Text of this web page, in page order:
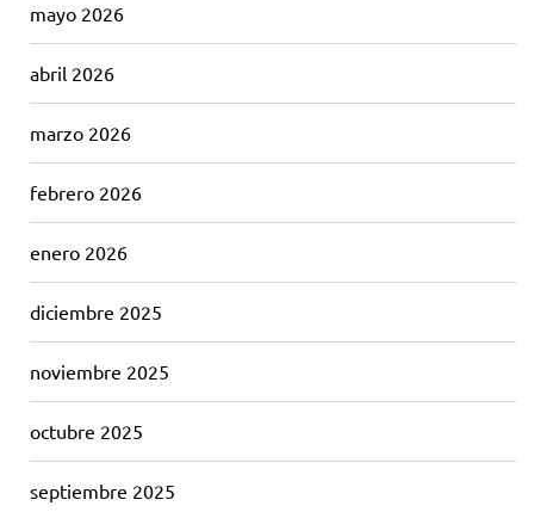
mayo 2026
abril 2026
marzo 2026
febrero 2026
enero 2026
diciembre 2025
noviembre 2025
octubre 2025
septiembre 2025